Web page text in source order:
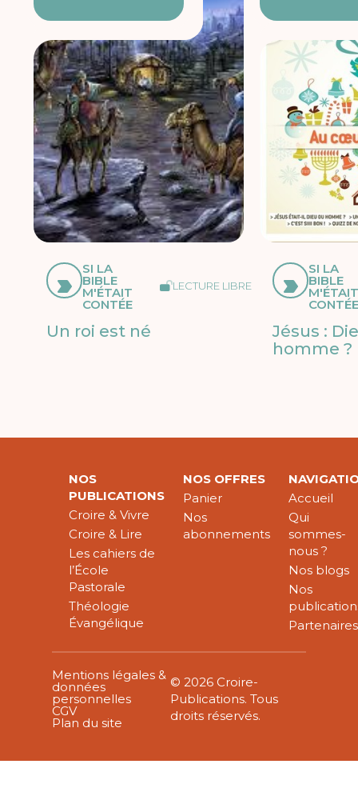
SI LA
BIBLE
M'ÉTAIT
CONTÉE
LECTURE LIBRE
Un roi est né
SI LA
BIBLE
Jésus :
homme ?
NOS
PUBLICATIONS
Croire & Vivre
Croire & Lire
Les cahiers de
l’École
Pastorale
Théologie
Évangélique
NOS OFFRES
Panier
Nos
abonnements
Accueil
Qui
sommes-
nous ?
Nos blogs
Nos
Partenaires
Mentions légales &
données
personnelles
CGV
Plan du site
© 2026 Croire-
Publications. Tous
droits réservés.